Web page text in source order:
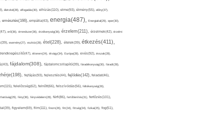
életvitel(28), elfogadás(30), elhízás(110), elme(93), élmény(55), előny(37),
emésztés(166), empátia(43), energia(487), Energiaital(29), eper(30),
erő(36), érrendszer(36), érzékenység(36), érzelem(211), érzelmek(42), érzelmi
esemény(27), eszköz(28), étel(228), ételek(39), étkezés(411),
étterem(24), étvágy(34), Európa(28), evés(92), évszak(28),
fájdalom(308), fájdalomcsillapító(39), fáradékonyság(30), fáradt(28),
fejfájás(93), fejlesztés(44), fejlődés(142), feladat(46),
felelősség(62), felnőtt(66), felszívódás(56), féltékenység(26),
fény(36), fényvédelem(28), férfi(86), fertőtlenítés(31), fertőzés(101),
figyelem(69), film(111), finom(26), fitt(34), fittség(34), fizikai(25), fog(51),